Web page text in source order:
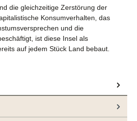
die gleichzeitige Zerstörung der
Konsumverhalten, das
und die
ist diese Insel als
auf jedem Stück Land bebaut.